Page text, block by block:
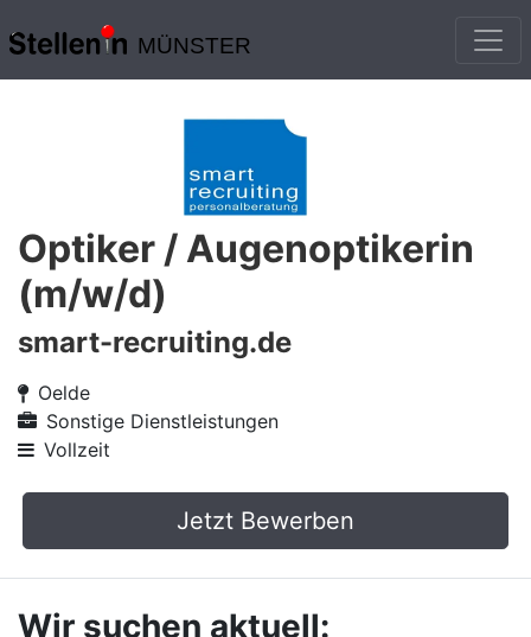
MÜNSTER
Optiker / Augenoptikerin
(m/w/d)
smart-recruiting.de
Oelde
Sonstige Dienstleistungen
Vollzeit
Jetzt Bewerben
Wir suchen aktuell: